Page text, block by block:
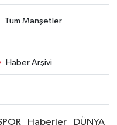
Tüm Manşetler
Haber Arşivi
Haberler DÜNYA